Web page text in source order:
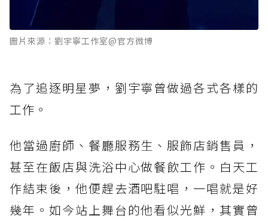
圖片來源：劉宇寧工作室@官方微博
為了追逐明星夢，劉宇寧曾做過各式各樣的
工作。
他當過廚師、餐廳服務生、服飾店銷售員，
甚至在飯店與洗浴中心做餐飲工作。白天工
作結束後，他便趕去酒吧駐唱，一唱就是好
幾年。如今站上舞台的他看似光鮮，其實曾